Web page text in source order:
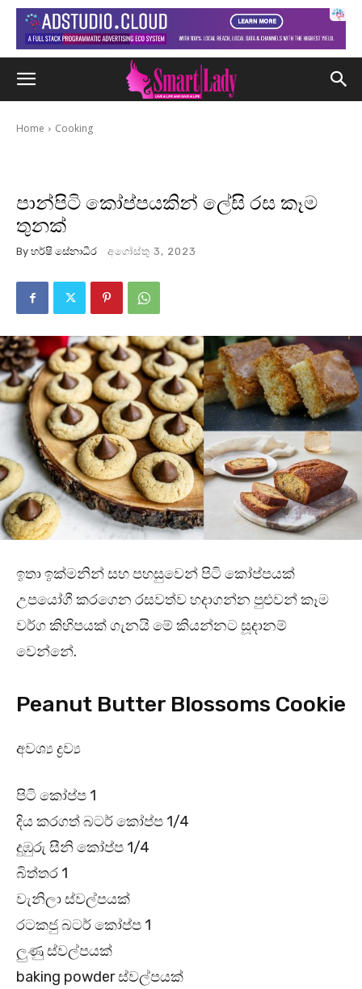
Home Cooking
පාන්පිටි කෝප්පයකින් ලේසි රස කෑම
තුනක්
By හර්ෂි සේනාධීර අගෝස්තු 3, 2023
ඉතා ඉක්මනින් සහ පහසුවෙන් පිටි කෝප්පයක්
උපයෝගී කරගෙන රසවත්ව හදාගන්න පුළුවන් කෑම
වර්ග කිහිපයක් ගැනයි මේ කියන්නට සූදානම්
වෙන්නේ.
Peanut Butter Blossoms Cookie
අවශ්‍ය ද්‍රව්‍ය
පිටි කෝප්ප 1
දිය කරගත් බටර් කෝප්ප 1/4
දුඹුරු සීනි කෝප්ප 1/4
බිත්තර 1
වැනිලා ස්වල්පයක්
රටකජු බටර් කෝප්ප 1
ලුණු ස්වල්පයක්
baking powder ස්වල්පයක්